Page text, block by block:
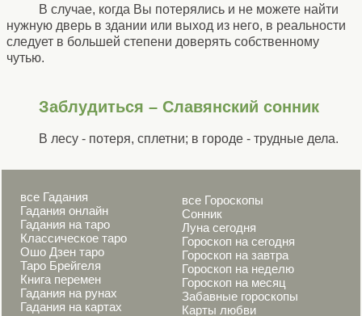
В случае, когда Вы потерялись и не можете найти
нужную дверь в здании или выход из него, в реальности
следует в большей степени доверять собственному
чутью.
Заблудиться – Славянский сонник
В лесу - потеря, сплетни; в городе - трудные дела.
все Гадания
Гадания онлайн
Гадания на таро
Классическое таро
Ошо Дзен таро
Таро Брейгеля
Книга перемен
Гадания на рунах
Гадания на картах
все Гороскопы
Сонник
Луна сегодня
Гороскоп на сегодня
Гороскоп на завтра
Гороскоп на неделю
Гороскоп на месяц
Забавные гороскопы
Карты любви